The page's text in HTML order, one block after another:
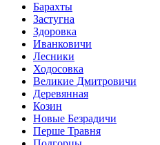
Барахты
Застугна
Здоровка
Иванковичи
Лесники
Ходосовка
Великие Дмитровичи
Деревянная
Козин
Новые Безрадичи
Перше Травня